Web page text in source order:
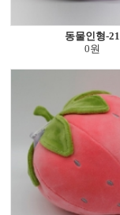
동물인형-21
0원